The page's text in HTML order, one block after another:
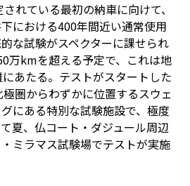
れている最初の納車に向けて、
における400年間近い通常使用
な試験がスペクターに課せられ
万kmを超える予定で、これは地
あたる。テストがスタートした
圏からわずかに位置するスウェ
にある特別な試験施設で、極度
夏、仏コート・ダジュール周辺
ミラマス試験場でテストが実施